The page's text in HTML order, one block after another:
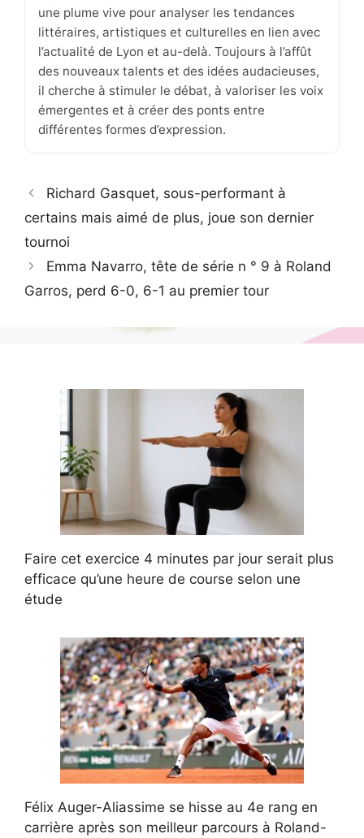
une plume vive pour analyser les tendances
littéraires, artistiques et culturelles en lien avec
l’actualité de Lyon et au-delà. Toujours à l’affût
des nouveaux talents et des idées audacieuses,
il cherche à stimuler le débat, à valoriser les voix
émergentes et à créer des ponts entre
différentes formes d’expression.
Richard Gasquet, sous-performant à
certains mais aimé de plus, joue son dernier
tournoi
Emma Navarro, tête de série n ° 9 à Roland
Garros, perd 6-0, 6-1 au premier tour
Faire cet exercice 4 minutes par jour serait plus
efficace qu’une heure de course selon une
étude
Félix Auger-Aliassime se hisse au 4e rang en
carrière après son meilleur parcours à Roland-